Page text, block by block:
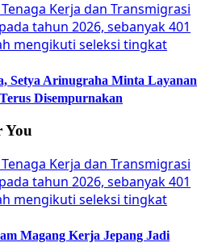
Setya Arinugraha Minta Layanan
Disempurnakan
You
Magang Kerja Jepang Jadi